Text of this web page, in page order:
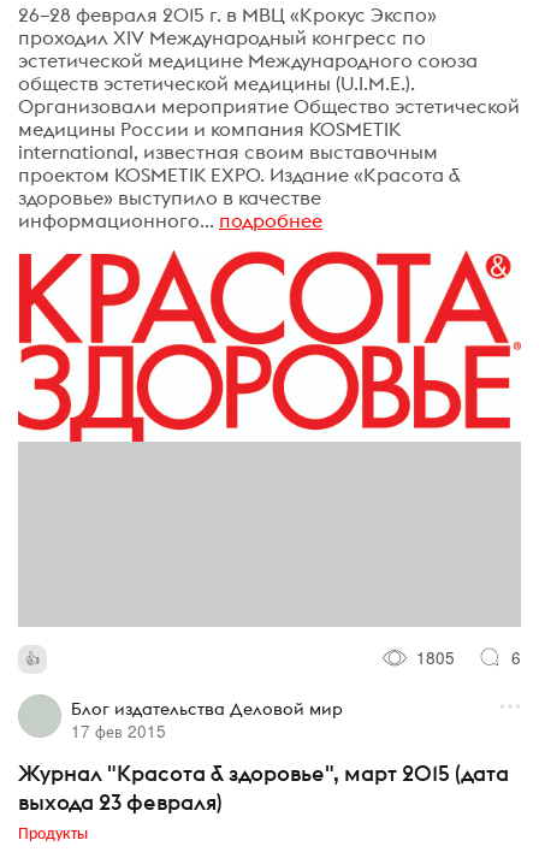
26–28 февраля 2015 г. в МВЦ «Крокус Экспо»
проходил XIV Международный конгресс по
эстетической медицине Международного союза
обществ эстетической медицины (U.I.M.E.).
Организовали мероприятие Общество эстетической
медицины России и компания KOSMETIK
international, известная своим выставочным
проектом KOSMETIK EXPO. Издание «Красота &
здоровье» выступило в качестве
информационного... подробнее
1805 6
Блог издательства Деловой мир
17 фев 2015
Журнал "Красота & здоровье", март 2015 (дата
выхода 23 февраля)
Продукты